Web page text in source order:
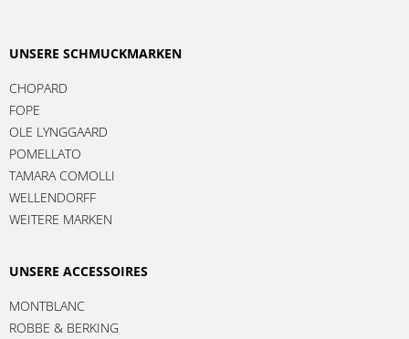
UNSERE SCHMUCKMARKEN
CHOPARD
FOPE
OLE LYNGGAARD
POMELLATO
TAMARA COMOLLI
WELLENDORFF
WEITERE MARKEN
UNSERE ACCESSOIRES
MONTBLANC
ROBBE & BERKING